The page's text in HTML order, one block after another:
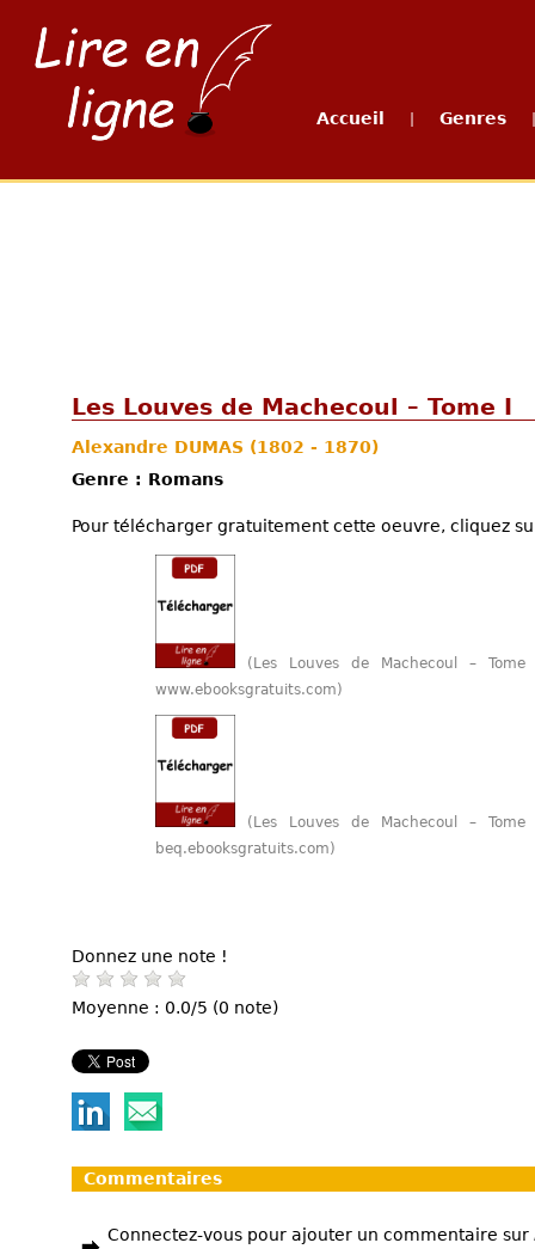
Accueil Genres
Les Louves de Machecoul – Tome I
Alexandre DUMAS (1802 - 1870)
Genre : Romans
Pour télécharger gratuitement cette oeuvre, cliquez
(Les Louves de Machecoul –
www.ebooksgratuits.com)
(Les Louves de Machecoul –
beq.ebooksgratuits.com)
Donnez une note !
Moyenne : 0.0/5 (0 note)
Commentaires
Connectez-vous pour ajouter un commentaire sur